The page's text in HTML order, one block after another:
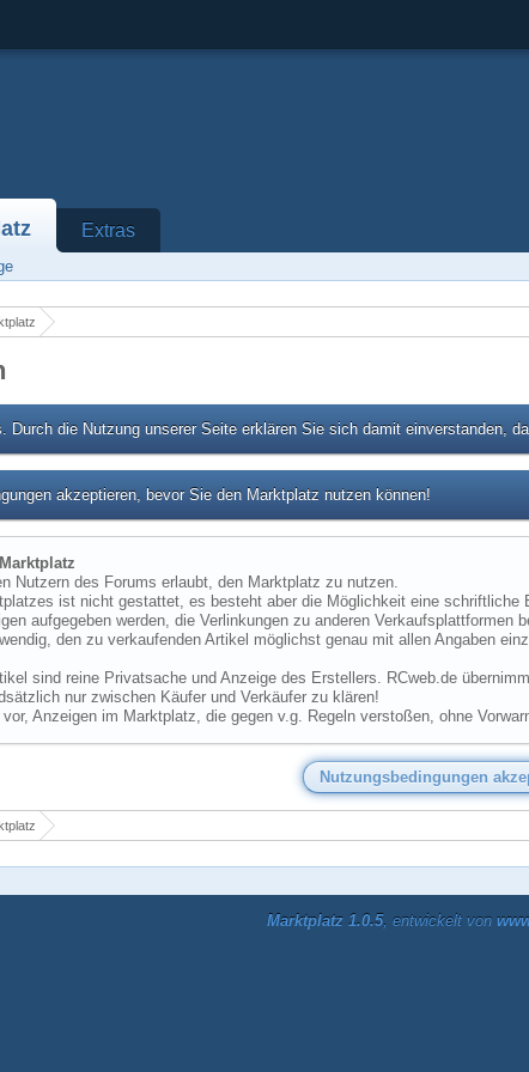
Extras
Durch die Nutzung unserer Seite erklären Sie sich damit einverstanden,
akzeptieren, bevor Sie den Marktplatz nutzen können!
Nutzern des Forums erlaubt, den Marktplatz zu nutzen.
ist nicht gestattet, es besteht aber die Möglichkeit eine schriftliche
aufgegeben werden, die Verlinkungen zu anderen
den zu verkaufenden Artikel möglichst genau mit allen Angaben
sind reine Privatsache und Anzeige des Erstellers. RCweb.de
nur zwischen Käufer und Verkäufer zu klären!
Anzeigen im Marktplatz, die gegen v.g. Regeln verstoßen, ohne
Marktplatz 1.0.5, entwickelt von